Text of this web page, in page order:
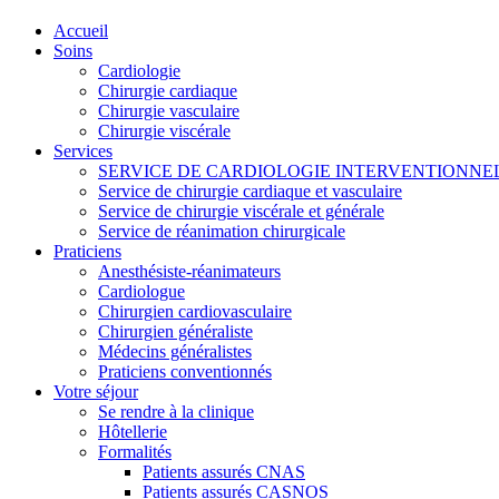
Accueil
Soins
Cardiologie
Chirurgie cardiaque
Chirurgie vasculaire
Chirurgie viscérale
Services
SERVICE DE CARDIOLOGIE
Service de chirurgie cardiaque et vasculaire
Service de chirurgie viscérale et générale
Service de réanimation chirurgicale
Praticiens
Anesthésiste-réanimateurs
Cardiologue
Chirurgien cardiovasculaire
Chirurgien généraliste
Médecins généralistes
Praticiens conventionnés
Votre séjour
Se rendre à la clinique
Hôtellerie
Formalités
Patients assurés CNAS
Patients assurés CASNOS